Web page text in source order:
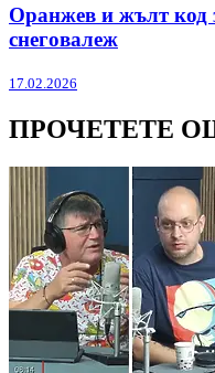
Оранжев и жълт код
снеговалеж
17.02.2026
ПРОЧЕТЕТЕ